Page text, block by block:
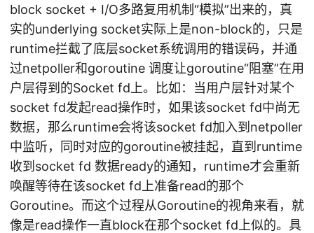
block socket + I/O多路复用机制“模拟”出来的，真
实的underlying socket实际上是non-block的，只是
runtime拦截了底层socket系统调用的错误码，并通
过netpoller和goroutine 调度让goroutine“阻塞”在用
户层得到的Socket fd上。比如：当用户层针对某个
socket fd发起read操作时，如果该socket fd中尚无
数据，那么runtime会将该socket fd加入到netpoller
中监听，同时对应的goroutine被挂起，直到runtime
收到socket fd 数据ready的通知，runtime才会重新
唤醒等待在该socket fd上准备read的那个
Goroutine。而这个过程从Goroutine的视角来看，就
像是read操作一直block在那个socket fd上似的。具